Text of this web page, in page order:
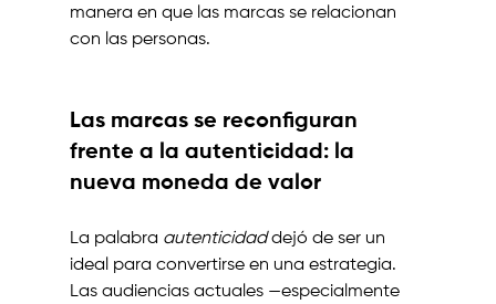
manera en que las marcas se relacionan
con las personas.
Las marcas se reconfiguran
frente a la autenticidad: la
nueva moneda de valor
La palabra autenticidad dejó de ser un
ideal para convertirse en una estrategia.
Las audiencias actuales —especialmente